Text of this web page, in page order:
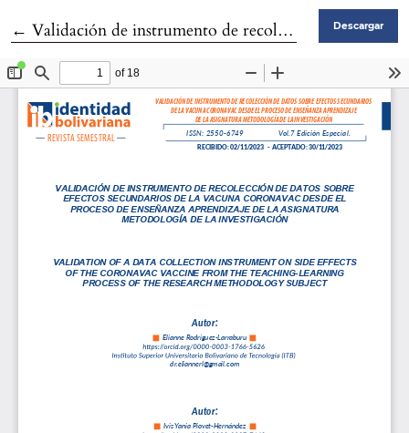
← Volver a los detalles del artículo
Validación de instrumento de recolección de datos sobre efectos secundarios de la vacuna CoronaVac desde el proceso de enseñanza- aprendizaje de la asignatura Metodología de la Investigación Descargar